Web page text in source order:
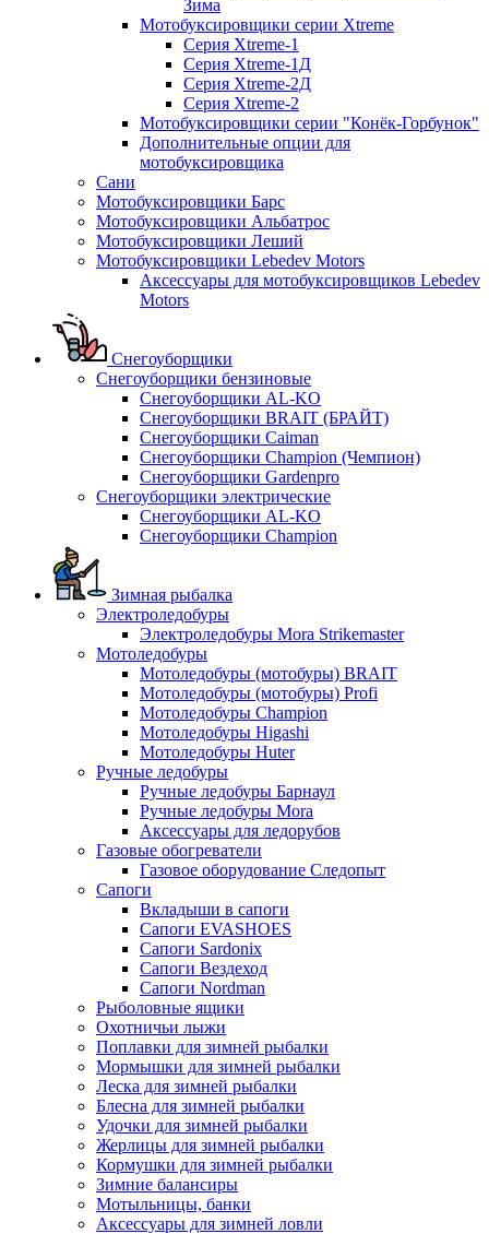
Зима
Мотобуксировщики серии Xtreme
Серия Xtreme-1
Серия Xtreme-1Д
Серия Xtreme-2Д
Серия Xtreme-2
Мотобуксировщики серии "Конёк-Горбунок"
Дополнительные опции для
мотобуксировщика
Сани
Мотобуксировщики Барс
Мотобуксировщики Альбатрос
Мотобуксировщики Леший
Мотобуксировщики Lebedev Motors
Аксессуары для мотобуксировщиков Lebedev
Motors
Снегоуборщики
Снегоуборщики бензиновые
Снегоуборщики AL-KO
Снегоуборщики BRAIT (БРАЙТ)
Снегоуборщики Caiman
Снегоуборщики Champion (Чемпион)
Снегоуборщики Gardenpro
Снегоуборщики электрические
Снегоуборщики AL-KO
Снегоуборщики Champion
Зимная рыбалка
Электроледобуры
Электроледобуры Mora Strikemaster
Мотоледобуры
Мотоледобуры (мотобуры) BRAIT
Мотоледобуры (мотобуры) Profi
Мотоледобуры Champion
Мотоледобуры Higashi
Мотоледобуры Huter
Ручные ледобуры
Ручные ледобуры Барнаул
Ручные ледобуры Mora
Аксессуары для ледорубов
Газовые обогреватели
Газовое оборудование Следопыт
Сапоги
Вкладыши в сапоги
Сапоги EVASHOES
Сапоги Sardonix
Сапоги Вездеход
Сапоги Nordman
Рыболовные ящики
Охотничьи лыжи
Поплавки для зимней рыбалки
Мормышки для зимней рыбалки
Леска для зимней рыбалки
Блесна для зимней рыбалки
Удочки для зимней рыбалки
Жерлицы для зимней рыбалки
Кормушки для зимней рыбалки
Зимние балансиры
Мотыльницы, банки
Аксессуары для зимней ловли